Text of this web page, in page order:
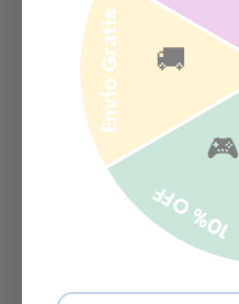
10% OFF
🎮
Envío Gratis 🚚